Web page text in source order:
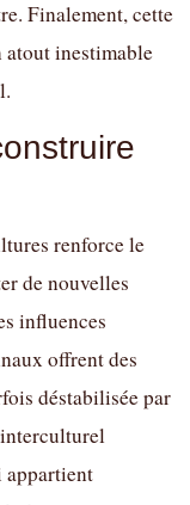
Finalement, cette
inestimable
renforce le
de nouvelles
influences
offrent des
déstabilisée par